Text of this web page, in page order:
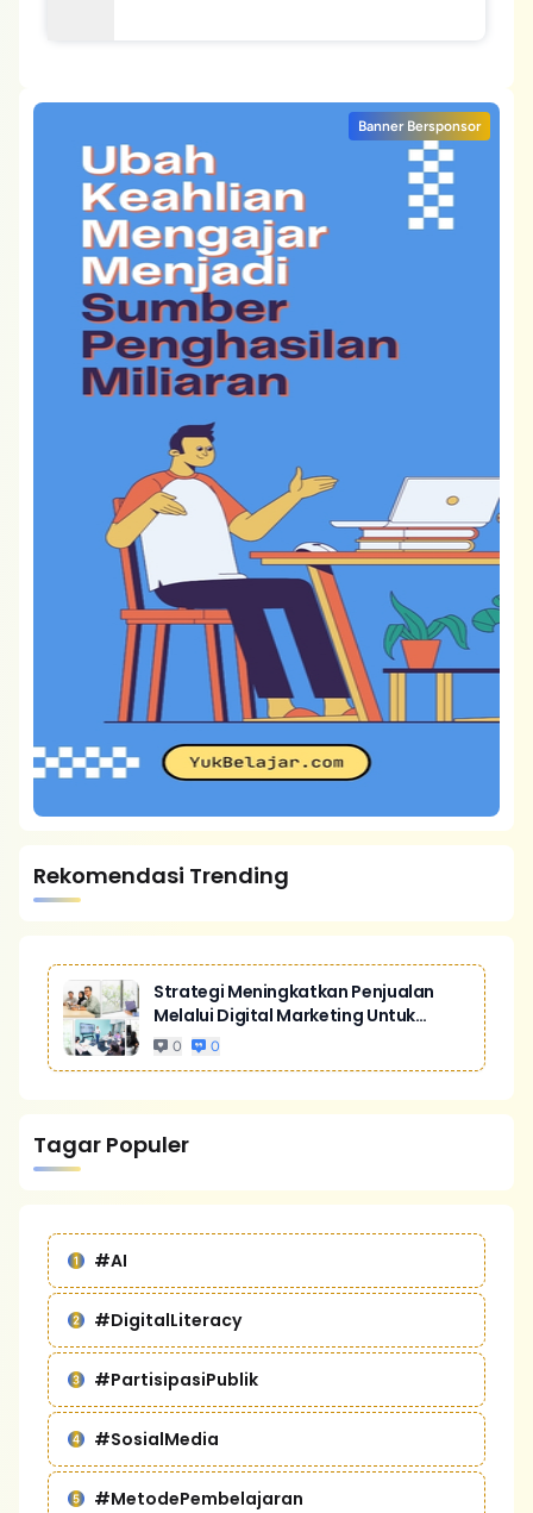
Banner Bersponsor
Rekomendasi Trending
Strategi Meningkatkan Penjualan
Melalui Digital Marketing Untuk
Bisnis Yang Lebih Kompetitif
0 0
Tagar Populer
#AI
#DigitalLiteracy
#PartisipasiPublik
#SosialMedia
#MetodePembelajaran